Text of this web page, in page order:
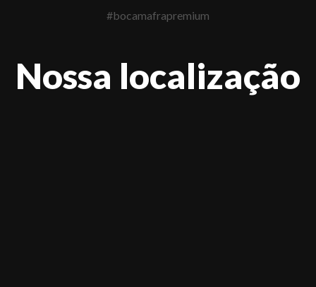
#bocamafrapremium
Nossa localização